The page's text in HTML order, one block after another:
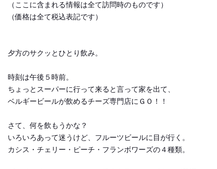
（ここに含まれる情報は全て訪問時のものです）
（価格は全て税込表記です）
夕方のサクッとひとり飲み。
時刻は午後５時前。
ちょっとスーパーに行って来ると言って家を出て、
ベルギービールが飲めるチーズ専門店にＧＯ！！
さて、何を飲もうかな？
いろいろあって迷うけど、フルーツビールに目が行く。
カシス・チェリー・ピーチ・フランボワーズの４種類。